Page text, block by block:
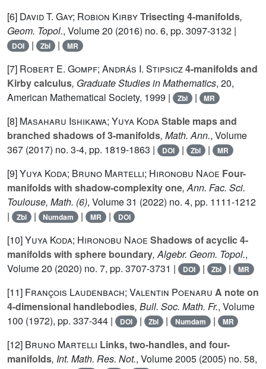
[6] David T. Gay; Robion KirbyTrisecting 4-manifolds,
Geom. Topol., Volume 20 (2016) no. 6, pp. 3097-3132 |
DOI | Zbl | MR
[7] Robert E. Gompf; András I. Stipsicz4-manifolds and
Kirby calculus, Graduate Studies in Mathematics, 20,
American Mathematical Society, 1999 |
Zbl | MR
[8] Masaharu Ishikawa; Yuya KodaStable maps and
branched shadows of 3-manifolds, Math. Ann., Volume
367 (2017) no. 3-4, pp. 1819-1863 | DOI | Zbl | MR
[9]Yuya Koda; Bruno Martelli; Hironobu Naoe Four-
manifolds with shadow-complexity one, Ann. Fac. Sci.
Toulouse, Math. (6), Volume 31 (2022) no. 4, pp. 1111-1212
|
Zbl | Numdam | MR | DOI
[10]Yuya Koda; Hironobu Naoe Shadows of acyclic 4-
manifolds with sphere boundary, Algebr. Geom. Topol.,
Volume 20 (2020) no. 7, pp. 3707-3731 | DOI | Zbl | MR
[11] François Laudenbach; Valentin Poenaru A note on
4-dimensional handlebodies, Bull. Soc. Math. Fr., Volume
100 (1972), pp. 337-344 | DOI | Zbl | Numdam | MR
[12] Bruno Martelli Links, two-handles, and four-
manifolds, Int. Math. Res. Not., Volume 2005 (2005) no. 58,